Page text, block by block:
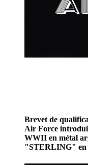
Brevet de
Air Force
WWII en métal
"STERLING" en